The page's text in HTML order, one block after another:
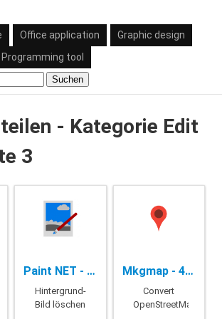
Office application
Graphic design
Programming tool
Suchen
- Kategorie Edit
3
Paint NET - 4.2.13
Hintergrund-
Bild löschen
Mkgmap - 4531
Convert
OpenStreetMap